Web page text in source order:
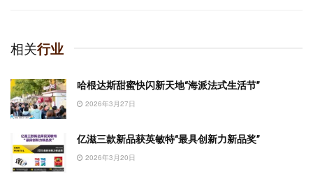
相关行业
哈根达斯甜蜜快闪新天地“海派法式生活节”
2026年3月27日
亿滋三款新品获英敏特“最具创新力新品奖”
2026年3月20日